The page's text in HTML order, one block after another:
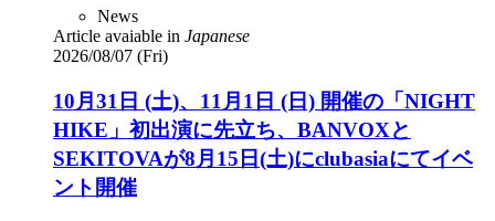
News
Article avaiable in Japanese
2026/08/07 (Fri)
10月31日 (土)、11月1日 (日) 開催の「NIGHT
HIKE」初出演に先立ち、BANVOXと
SEKITOVAが8月15日(土)にclubasiaにてイベ
ント開催